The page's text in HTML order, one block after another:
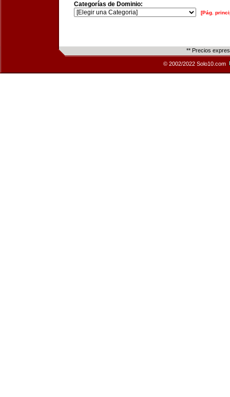
Categorías de Dominio:
[Pág.
** Precios
© 2002/2022 Solo10.com